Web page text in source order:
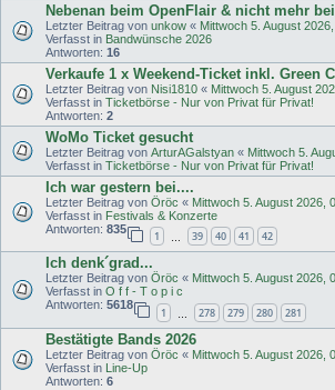
Nebenan beim OpenFlair & nicht mehr
Letzter Beitrag von unkow « Mittwoch 5. August 2026,
Verfasst in Bandwünsche 2026
Antworten: 16
Verkaufe 1 x Weekend-Ticket inkl. Green
Letzter Beitrag von Nisi1810 « Mittwoch 5. August
Verfasst in Ticketbörse - Nur von Privat für Privat!
Antworten: 2
WoMo Ticket gesucht
Letzter Beitrag von ArturAGalstyan « Mittwoch 5.
Verfasst in Ticketbörse - Nur von Privat für Privat!
Ich war gestern bei....
Letzter Beitrag von Öröc « Mittwoch 5. August 2026,
Verfasst in Festivals & Konzerte
Antworten: 835
1 39 40 41 42
Ich denk´grad...
Letzter Beitrag von Öröc « Mittwoch 5. August 2026,
Verfasst in O f f - T o p i c
Antworten: 5618
1 278 279 280 281
Bestätigte Bands 2026
Letzter Beitrag von Öröc « Mittwoch 5. August 2026,
Verfasst in Line-Up
Antworten: 6